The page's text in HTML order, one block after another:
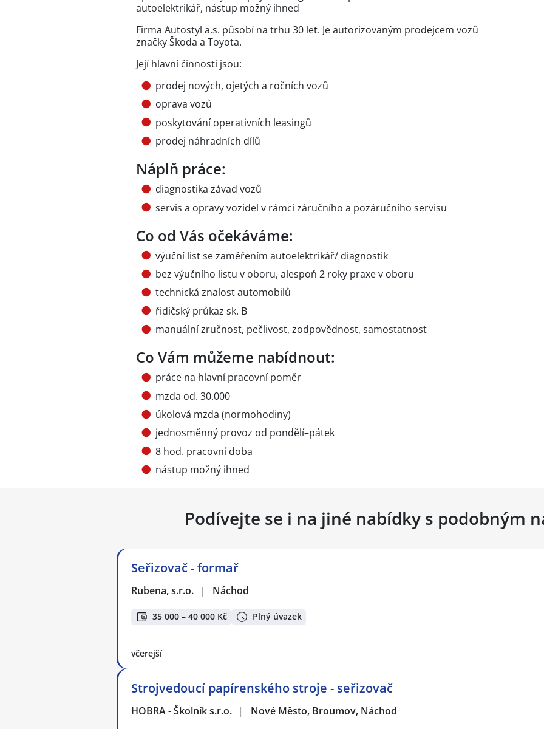
autoelektrikář, nástup možný ihned
Firma Autostyl a.s. působí na trhu 30 let. Je autorizovaným prodejcem vozů
značky Škoda a Toyota.
Její hlavní činnosti jsou:
prodej nových, ojetých a ročních vozů
oprava vozů
poskytování operativních leasingů
prodej náhradních dílů
Náplň práce:
diagnostika závad vozů
servis a opravy vozidel v rámci záručního a pozáručního servisu
Co od Vás očekáváme:
výuční list se zaměřením autoelektrikář/ diagnostik
bez výučního listu v oboru, alespoň 2 roky praxe v oboru
technická znalost automobilů
řidičský průkaz sk. B
manuální zručnost, pečlivost, zodpovědnost, samostatnost
Co Vám můžeme nabídnout:
práce na hlavní pracovní poměr
mzda od. 30.000
úkolová mzda (normohodiny)
jednosměnný provoz od pondělí–pátek
8 hod. pracovní doba
nástup možný ihned
Podívejte se i na jiné nabídky s podobným
Seřizovač - formař
Rubena, s.r.o. | Náchod
35 000 – 40 000 Kč Plný úvazek
včerejší
Strojvedoucí papírenského stroje - seřizovač
HOBRA - Školník s.r.o. | Nové Město, Broumov, Náchod